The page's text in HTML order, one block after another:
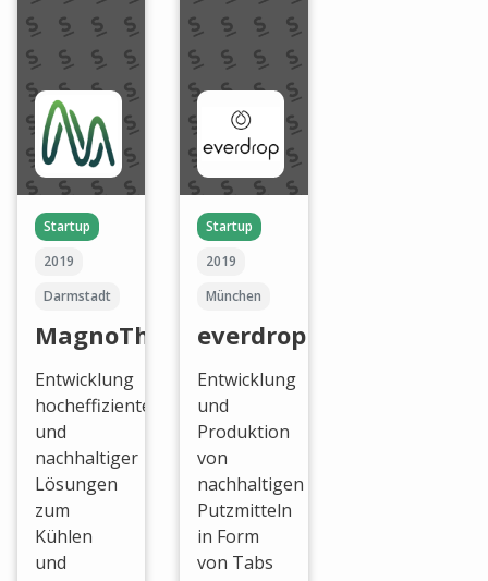
Startup
2019
Darmstadt
MagnoTherm
Entwicklung
hocheffizienter
und
nachhaltiger
Lösungen
zum
Kühlen
und
Startup
2019
München
everdrop
Entwicklung
und
Produktion
von
nachhaltigen
Putzmitteln
in Form
von Tabs